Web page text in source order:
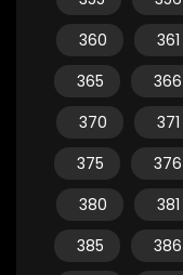
360
361
365
366
370
371
375
376
380
381
385
386